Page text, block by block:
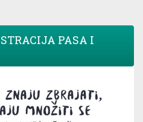
PASA I